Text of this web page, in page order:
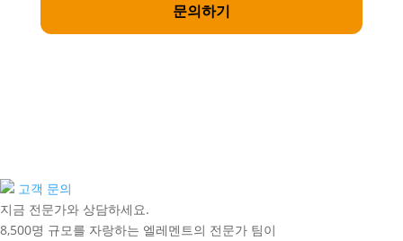
문의하기
고객 문의
지금 전문가와 상담하세요.
8,500명 규모를 자랑하는 엘레멘트의 전문가 팀이